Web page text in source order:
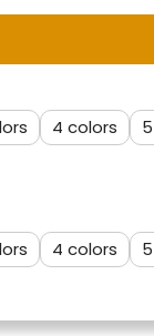
4
5
4
5